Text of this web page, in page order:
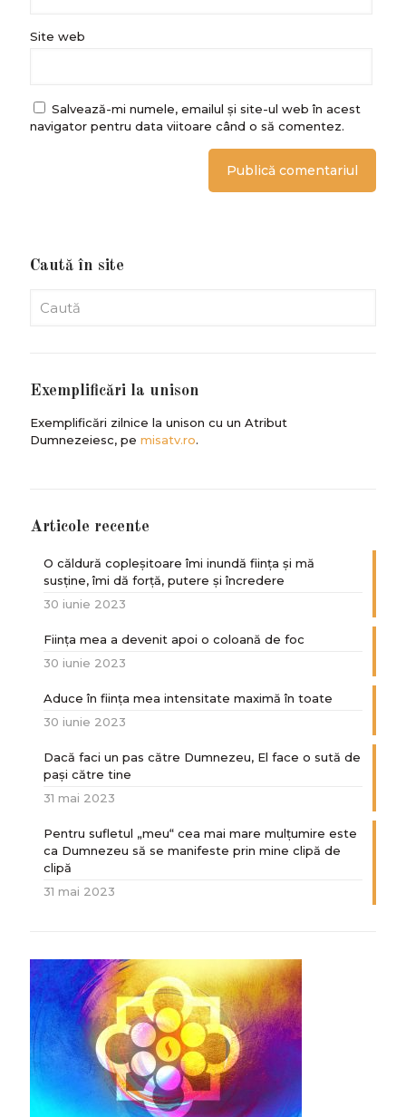
Site web
Salvează-mi numele, emailul și site-ul web în acest
navigator pentru data viitoare când o să comentez.
Caută în site
Exemplificări la unison
Exemplificări zilnice la unison cu un Atribut
Dumnezeiesc, pe misatv.ro.
Articole recente
O căldură copleșitoare îmi inundă ființa și mă
susține, îmi dă forță, putere și încredere
30 iunie 2023
Ființa mea a devenit apoi o coloană de foc
30 iunie 2023
Aduce în ființa mea intensitate maximă în toate
30 iunie 2023
Dacă faci un pas către Dumnezeu, El face o sută de
paşi către tine
31 mai 2023
Pentru sufletul „meu“ cea mai mare mulțumire este
ca Dumnezeu să se manifeste prin mine clipă de
clipă
31 mai 2023